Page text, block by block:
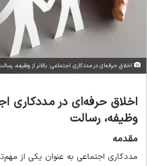
اخلاق حرفه‌ای در مددکاری اجتماعی: بالاتر از وظیفه،
اخلاق حرفه‌ای در مددکاری
وظیفه، رسالت
مقدمه
مددکاری اجتماعی به عنوان یکی از